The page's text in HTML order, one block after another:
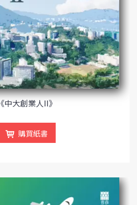
《中大創業人II》
購買紙書